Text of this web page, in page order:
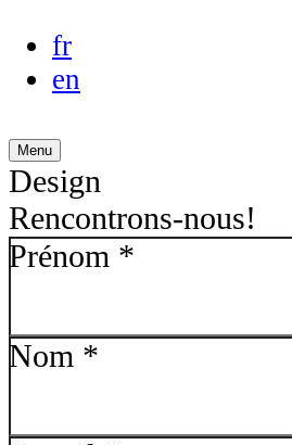
fr
en
Menu
Design
Rencontrons-nous!
Prénom *
Nom *